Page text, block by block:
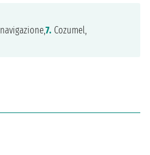
navigazione,7. Cozumel,